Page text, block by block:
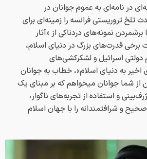
در نامه‌ای به عموم جوانان در
تلخ تروریستی فرانسه را زمینه‌ای برای
نمونه‌های دردناکی از «آثار
برخی قدرت‌های بزرگ در دنیای اسلام،
دولتی اسرائیل و لشکرکشی‌های
به دنیای اسلام»، خطاب به جوانان
از شما جوانان میخواهم که بر مبنای یک
و استفاده از تجربه‌های ناگوار،
و شرافتمندانه را با جهان اسلام